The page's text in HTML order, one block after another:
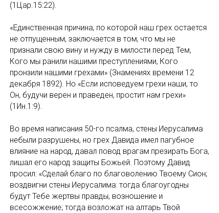
(1Цар.15:22).
«Единственная причина, по которой наш грех остается
не отпущенным, заключается в том, что мы не
признали свою вину и нужду в милости перед Тем,
Кого мы ранили нашими преступлениями, Кого
пронзили нашими грехами» (Знамениях времени 12
декабря 1892). Но «Если исповедуем грехи наши, то
Он, будучи верен и праведен, простит нам грехи»
(1Ин.1:9).
Во время написания 50-го псалма, стены Иерусалима
небыли разрушены, но грех Давида имел пагубное
влияние на народ, давал повод врагам презирать Бога,
лишал его народ защиты Божьей. Поэтому Давид
просил: «Сделай благо по благоволению Твоему Сион;
воздвигни стены Иерусалима: тогда благоугодны
будут Тебе жертвы правды, возношение и
всесожжение; тогда возложат на алтарь Твой